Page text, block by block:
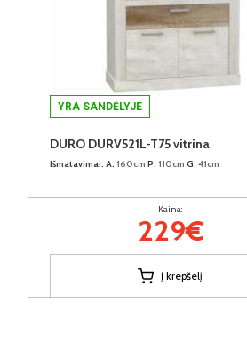
YRA SANDĖLYJE
DURO DURV521L-T75 vitrina
Išmatavimai: A: 160cm P: 110cm G: 41cm
Kaina:
229€
Į krepšelį